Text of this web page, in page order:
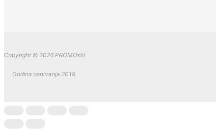
Copyright © 2026 PROMOstil
Godina osnivanja 2019.